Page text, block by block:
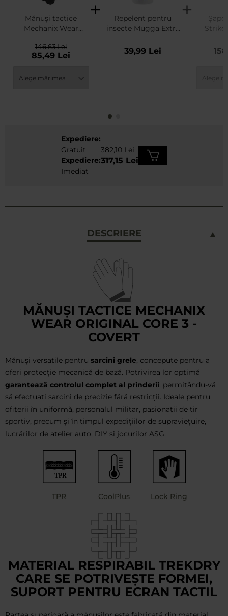
Mănuși tactice
Mechanix Wear
Covert
85,49 Lei
146,63 Lei
Repelent pentru
insecte Mugga Extra
DEET - 50 ml
39,99 Lei
Expediere:
Gratuit
Expediere:
Imediat
382,10 Lei
317,15 Lei
DESCRIERE
MĂNUȘI TACTICE MECHANIX
WEAR ORIGINAL CORE 3 -
COVERT
Mănuși versatile pentru sarcini grele, concepute pentru a
oferi protecție mecanică de bază. Potrivirea lor optimă
garantează controlul complet al prinderii, permițându-vă
să efectuați sarcini de precizie fără restricții. Ideale pentru
ofițerii în uniformă, personalul militar, pasionații de tir
sportiv, precum și în timpul expedițiilor de supraviețuire,
lucrărilor de atelier auto, DIY și jocurilor ASG.
TPR CoolPlus Lock Ring
MATERIAL RESPIRABIL TREKDRY
CARE SE POTRIVEȘTE FORMEI,
SUPORT PENTRU ECRAN TACTIL